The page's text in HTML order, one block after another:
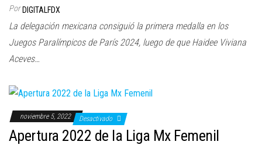
Por DIGITALFDX
La delegación mexicana consiguió la primera medalla en los
Juegos Paralímpicos de París 2024, luego de que Haidee Viviana
Aceves…
noviembre 5, 2022 Desactivado
Apertura 2022 de la Liga Mx Femenil